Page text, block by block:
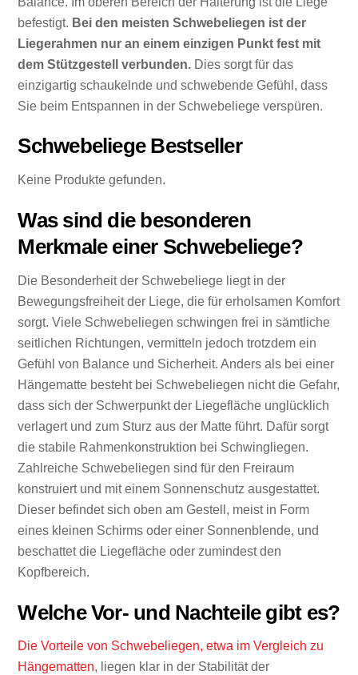
befestigt. Bei den meisten Schwebeliegen ist der
Liegerahmen nur an einem einzigen Punkt fest mit
dem Stützgestell verbunden. Dies sorgt für das
einzigartig schaukelnde und schwebende Gefühl, dass
Sie beim Entspannen in der Schwebeliege verspüren.
Schwebeliege Bestseller
Keine Produkte gefunden.
Was sind die besonderen
Merkmale einer Schwebeliege?
Die Besonderheit der Schwebeliege liegt in der
Bewegungsfreiheit der Liege, die für erholsamen Komfort
sorgt. Viele Schwebeliegen schwingen frei in sämtliche
seitlichen Richtungen, vermitteln jedoch trotzdem ein
Gefühl von Balance und Sicherheit. Anders als bei einer
Hängematte besteht bei Schwebeliegen nicht die Gefahr,
dass sich der Schwerpunkt der Liegefläche unglücklich
verlagert und zum Sturz aus der Matte führt. Dafür sorgt
die stabile Rahmenkonstruktion bei Schwingliegen.
Zahlreiche Schwebeliegen sind für den Freiraum
konstruiert und mit einem Sonnenschutz ausgestattet.
Dieser befindet sich oben am Gestell, meist in Form
eines kleinen Schirms oder einer Sonnenblende, und
beschattet die Liegefläche oder zumindest den
Kopfbereich.
Welche Vor- und Nachteile gibt es?
Die Vorteile von Schwebeliegen, etwa im Vergleich zu
Hängematten, liegen klar in der Stabilität der